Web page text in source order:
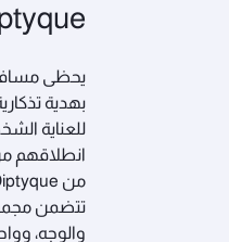
يحظى
بهدية
انطلاقهم
تتضمن